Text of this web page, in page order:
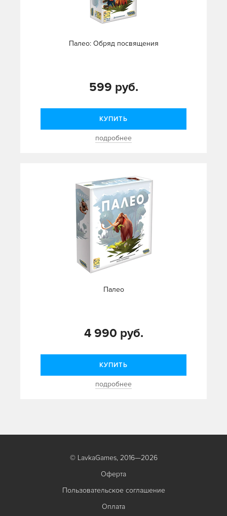
Палео: Обряд посвящения
599 руб.
КУПИТЬ
подробнее
Палео
4 990 руб.
КУПИТЬ
подробнее
© LavkaGames, 2016—2026
Оферта
Пользовательское соглашение
Оплата